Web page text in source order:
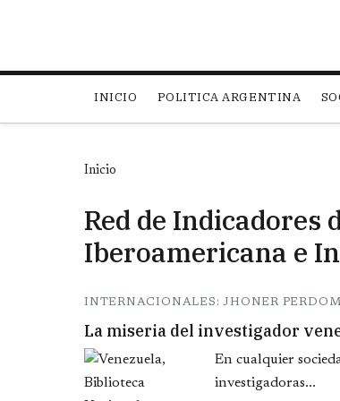
INICIO POLITICA ARGENTINA
Inicio
Red de Indicadores
Iberoamericana e
INTERNACIONALES: JHONER
La miseria del investigador
En cualquier
investigadoras...